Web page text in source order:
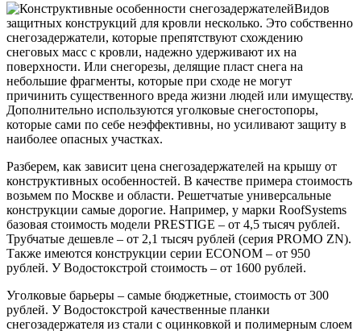
Видов
защитных конструкций для кровли несколько. Это собственно
снегозадержатели, которые препятствуют схождению
снеговых масс с кровли, надежно удерживают их на
поверхности. Или снегорезы, делящие пласт снега на
небольшие фрагменты, которые при сходе не могут
причинить существенного вреда жизни людей или имуществу.
Дополнительно используются уголковые снегостопоры,
которые сами по себе неэффективны, но усиливают защиту в
наиболее опасных участках.
Разберем, как зависит цена снегозадержателей на крышу от
конструктивных особенностей. В качестве примера стоимость
возьмем по Москве и области. Решетчатые универсальные
конструкции самые дорогие. Например, у марки RoofSystems
базовая стоимость модели PRESTIGE – от 4,5 тысяч рублей.
Трубчатые дешевле – от 2,1 тысяч рублей (серия PROMO ZN).
Также имеются конструкции серии ECONOM – от 950
рублей. У Водостокстрой стоимость – от 1600 рублей.
Уголковые барьеры – самые бюджетные, стоимость от 300
рублей. У Водостокстрой качественные планки
снегозадержателя из стали с оцинковкой и полимерным слоем